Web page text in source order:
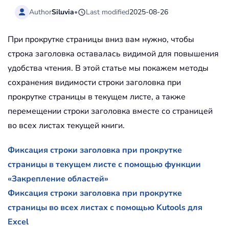
AuthorSiluvia• Last modified2025-08-26
При прокрутке страницы вниз вам нужно, чтобы
строка заголовка оставалась видимой для повышения
удобства чтения. В этой статье мы покажем методы
сохранения видимости строки заголовка при
прокрутке страницы в текущем листе, а также
перемещении строки заголовка вместе со страницей
во всех листах текущей книги.
Фиксация строки заголовка при прокрутке
страницы в текущем листе с помощью функции
«Закрепление областей»
Фиксация строки заголовка при прокрутке
страницы во всех листах с помощью Kutools для
Excel